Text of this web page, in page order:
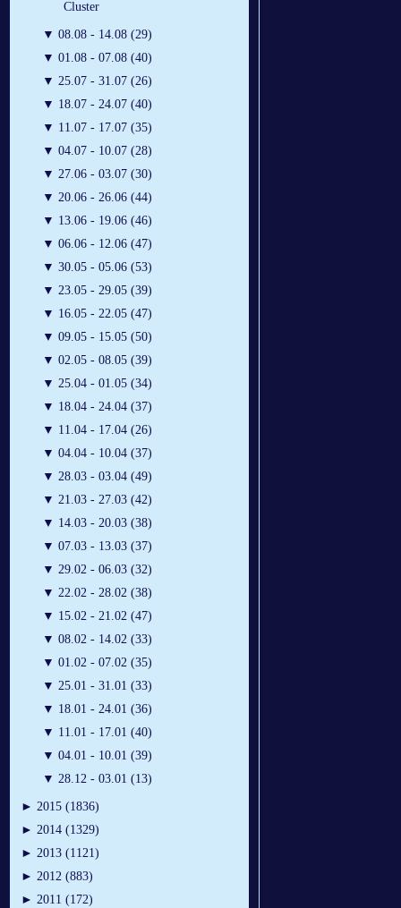
Cluster
▼ 08.08 - 14.08 (29)
▼ 01.08 - 07.08 (40)
▼ 25.07 - 31.07 (26)
▼ 18.07 - 24.07 (40)
▼ 11.07 - 17.07 (35)
▼ 04.07 - 10.07 (28)
▼ 27.06 - 03.07 (30)
▼ 20.06 - 26.06 (44)
▼ 13.06 - 19.06 (46)
▼ 06.06 - 12.06 (47)
▼ 30.05 - 05.06 (53)
▼ 23.05 - 29.05 (39)
▼ 16.05 - 22.05 (47)
▼ 09.05 - 15.05 (50)
▼ 02.05 - 08.05 (39)
▼ 25.04 - 01.05 (34)
▼ 18.04 - 24.04 (37)
▼ 11.04 - 17.04 (26)
▼ 04.04 - 10.04 (37)
▼ 28.03 - 03.04 (49)
▼ 21.03 - 27.03 (42)
▼ 14.03 - 20.03 (38)
▼ 07.03 - 13.03 (37)
▼ 29.02 - 06.03 (32)
▼ 22.02 - 28.02 (38)
▼ 15.02 - 21.02 (47)
▼ 08.02 - 14.02 (33)
▼ 01.02 - 07.02 (35)
▼ 25.01 - 31.01 (33)
▼ 18.01 - 24.01 (36)
▼ 11.01 - 17.01 (40)
▼ 04.01 - 10.01 (39)
▼ 28.12 - 03.01 (13)
► 2015 (1836)
► 2014 (1329)
► 2013 (1121)
► 2012 (883)
► 2011 (172)